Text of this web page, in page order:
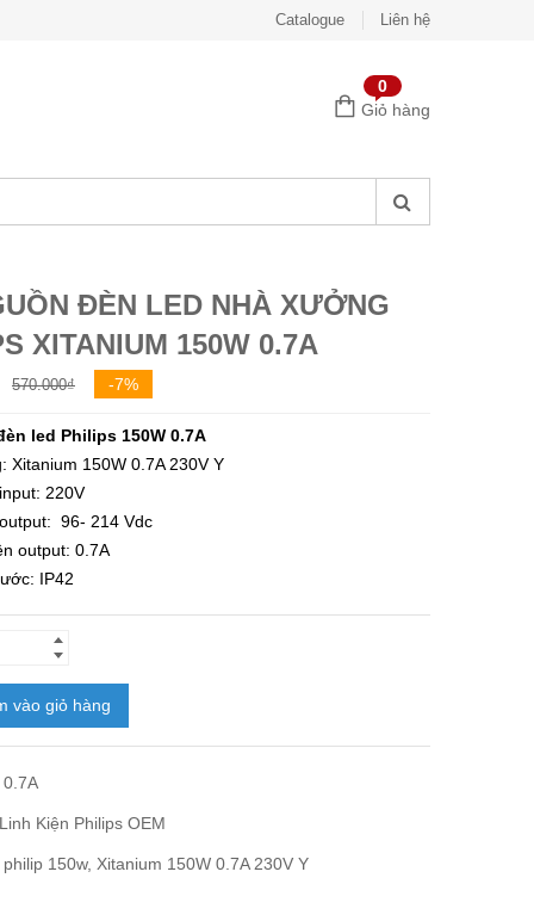
Catalogue Liên hệ
0
Giỏ hàng
ĐÈN LED NHÀ XƯỞNG
XITANIUM 150W 0.7A
570.000₫Giá
là:
570.000₫.
Giá
tại
là:
530.000₫.
-7%
led Philips 150W 0.7A
Xitanium 150W 0.7A 230V Y
220V
96- 214 Vdc
output: 0.7A
IP42
vào giỏ hàng
Linh Kiện Philips OEM
150w, Xitanium 150W 0.7A 230V Y